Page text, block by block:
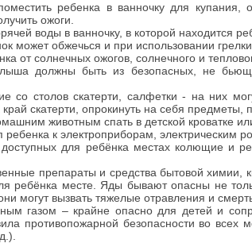
ребенка в ванночку для
ожоги.
воды в ванночку, в которой находится
может обжечься и при использовании
от солнечных ожогов, солнечного и
должны быть из безопасных, не
со столов скатерти, салфетки - на них
скатерти, опрокинуть на себя предметы,
животным спать в детской кроватке
ребенка к электроприборам, электрическим
доступных для ребёнка местах колющие и
препараты и средства бытовой
ребёнка месте. Яды бывают опасны не
могут вызвать тяжелые отравления и
газом – крайне опасно для детей и
противопожарной безопасности во всех